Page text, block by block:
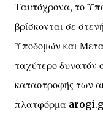
Ταυτόχρονα, το
βρίσκονται σε
Υποδομών και
ταχύτερο δυνατόν
καταστροφής των
πλατφόρμα